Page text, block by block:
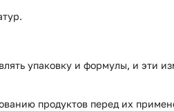
упаковку и формулы, и эти
продуктов перед их